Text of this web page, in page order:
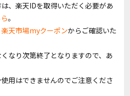
、楽天IDを取得いただく必要があ
。
楽天市場myクーポンからご確認いた
なり次第終了となりますので、あ
用はできませんのでご注意くださ